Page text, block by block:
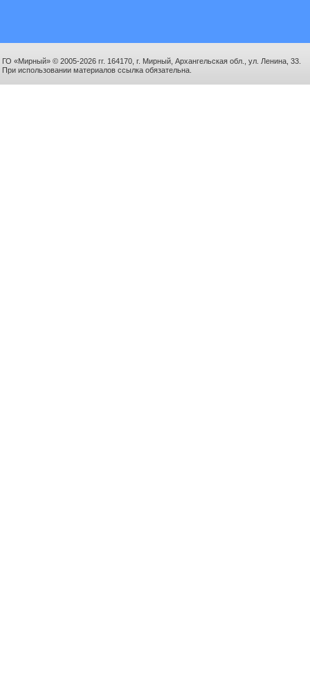
ГО «Мирный» © 2005-2026 гг. 164170, г. Мирный, Архангельская обл., ул. Ленина, 33.
При использовании материалов ссылка обязательна.